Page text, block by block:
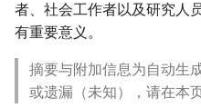
者、社会工作者以及研究人
有重要意义。
摘要与附加信息为自动生
或遗漏（未知），请在本